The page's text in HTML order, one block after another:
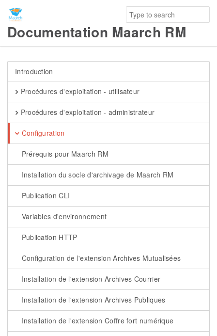
Documentation Maarch RM
Introduction
Procédures d'exploitation - utilisateur
Procédures d'exploitation - administrateur
Configuration
Prérequis pour Maarch RM
Installation du socle d'archivage de Maarch RM
Publication CLI
Variables d'environnement
Publication HTTP
Configuration de l'extension Archives Mutualisées
Installation de l'extension Archives Courrier
Installation de l'extension Archives Publiques
Installation de l'extension Coffre fort numérique